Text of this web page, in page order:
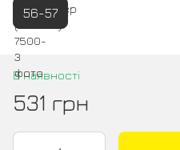
56-57
В наявності
531 грн